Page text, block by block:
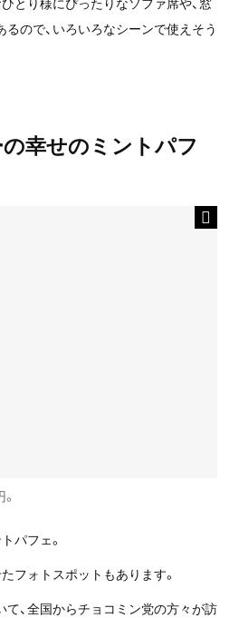
ので、いろいろなシーンで使えそう
幸せのミントパフ
パフェ。
フォトスポットもあります。
、全国からチョコミン党の方々が訪